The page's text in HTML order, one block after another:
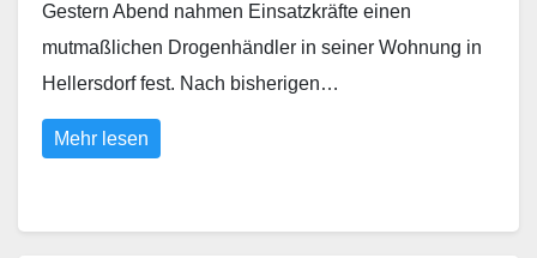
Gestern Abend nahmen Einsatzkräfte einen
mutmaßlichen Drogenhändler in seiner Wohnung in
Hellersdorf fest. Nach bisherigen…
Mehr lesen